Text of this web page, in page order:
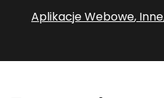
Aplikacje Webowe, Inne